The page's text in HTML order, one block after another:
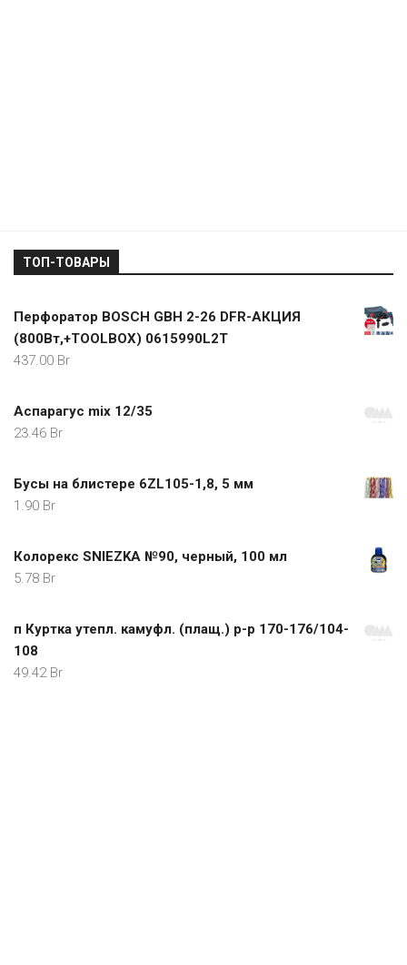
ТОП-ТОВАРЫ
Перфоратор BOSCH GBH 2-26 DFR-АКЦИЯ
(800Вт,+TOOLBOX) 0615990L2T
437.00 Br
Аспарагус mix 12/35
23.46 Br
Бусы на блистере 6ZL105-1,8, 5 мм
1.90 Br
Колорекс SNIEZKA №90, черный, 100 мл
5.78 Br
п Куртка утепл. камуфл. (плащ.) р-р 170-176/104-
108
49.42 Br